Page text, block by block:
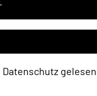
Datenschutz gelesen